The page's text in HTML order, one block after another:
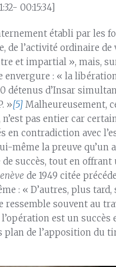
00:15:34]
établi par les
de l’activité ordinaire de
et impartial », mais,
envergure : « la
détenus d’Insar
»[5] Malheureusement,
pas entier car
en contradiction avec
même la preuve
succès, tout en offrant
de 1949 citée
: « D’autres, plus
souvent au
est un
de l’apposition du